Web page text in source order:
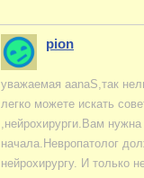
pion
уважаемая aanaS,так
легко можете искать
,нейрохирурги.Вам
начала.Невропатолог
нейрохирургу. И только